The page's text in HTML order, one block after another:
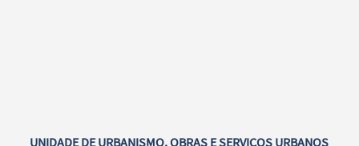
UNIDADE DE URBANISMO, OBRAS E SERVIÇOS URBANOS